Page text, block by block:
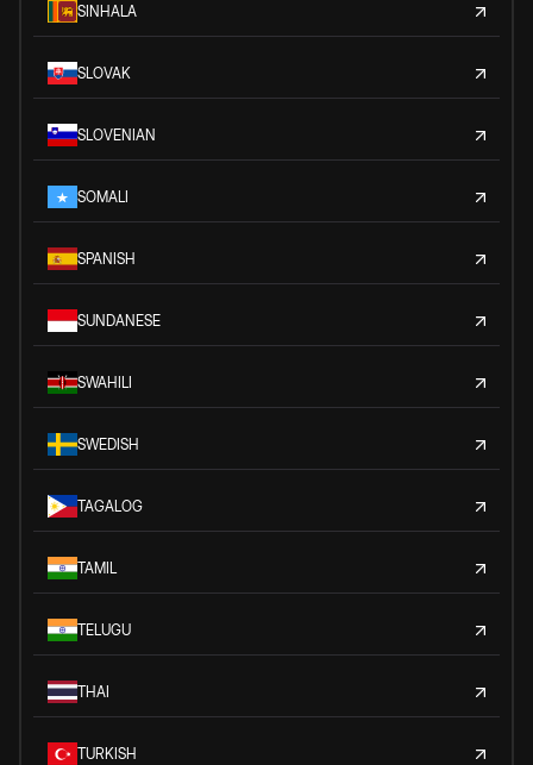
SINHALA
SLOVAK
SLOVENIAN
SOMALI
SPANISH
SUNDANESE
SWAHILI
SWEDISH
TAGALOG
TAMIL
TELUGU
THAI
TURKISH